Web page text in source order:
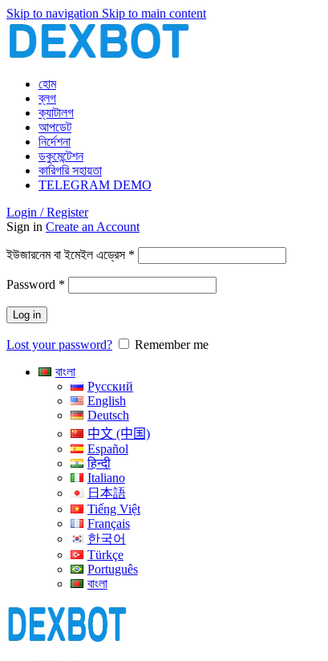
Skip to navigation Skip to main content
হোম
ব্লগ
ক্যাটালগ
আপডেট
নির্দেশনা
ডকুমেন্টেশন
কারিগরি সহায়তা
TELEGRAM DEMO
Login / Register
Sign in Create an Account
ইউজারনেম বা ইমেইল এড্রেস *
Password *
Log in
Lost your password?
Remember me
বাংলা
Русский
English
Deutsch
中文 (中国)
Español
हिन्दी
Italiano
日本語
Tiếng Việt
Français
한국어
Türkçe
Português
বাংলা